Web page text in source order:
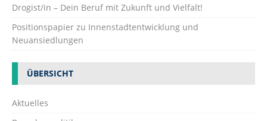
Drogist/in – Dein Beruf mit Zukunft und Vielfalt!
Positionspapier zu Innenstadtentwicklung und
Neuansiedlungen
ÜBERSICHT
Aktuelles